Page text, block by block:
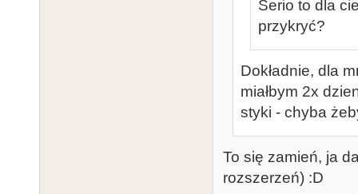
Serio to dla
przykryć?
Dokładnie, dla
miałbym 2x
styki - chyba
To się zamień, ja
rozszerzeń) :D